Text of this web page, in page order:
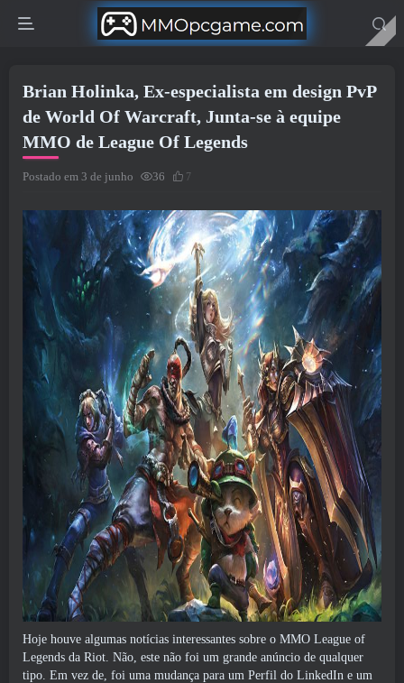
Brian Holinka, Ex-especialista em design PvP
de World Of Warcraft, Junta-se à equipe
MMO de League Of Legends
Postado em 3 de junho 36 7
Hoje houve algumas notícias interessantes sobre o MMO League of
Legends da Riot. Não, este não foi um grande anúncio de qualquer
tipo. Em vez de, foi uma mudança para um Perfil do LinkedIn e um